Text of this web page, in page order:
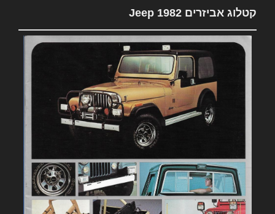
קטלוג אביזרים 1982 Jeep